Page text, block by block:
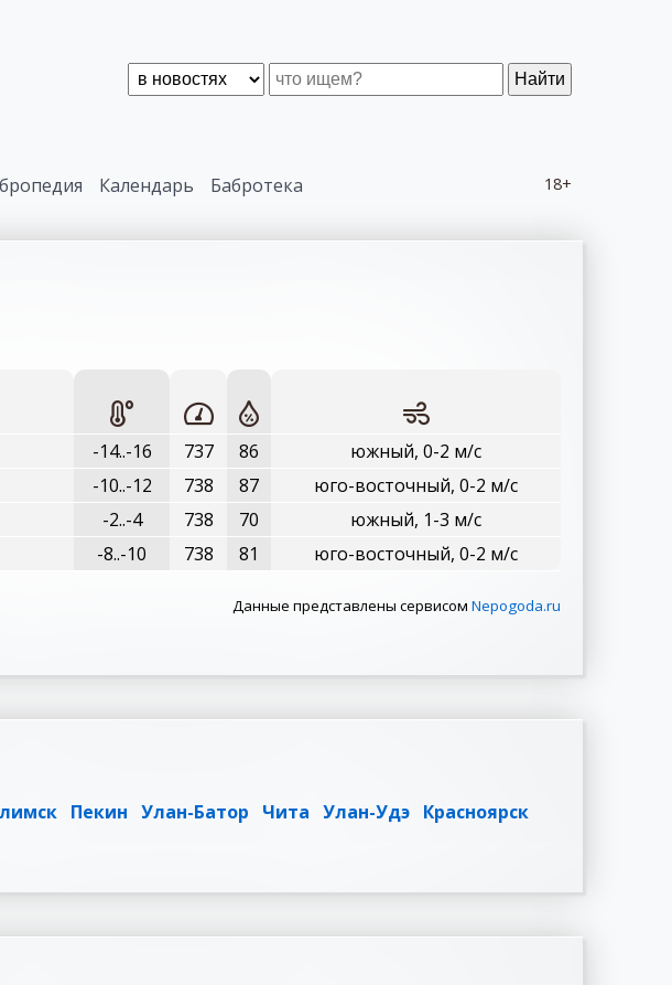
Найти
18+
Календарь Бабротека
-14..-16 737 86
южный, 0-2 м/с
-10..-12 738 87
юго-восточный, 0-2 м/с
-2..-4 738 70
южный, 1-3 м/с
-8..-10 738 81 юго-восточный, 0-2 м/с
Данные представлены сервисом Nepogoda.ru
Пекин Улан-Батор Чита Улан-Удэ Красноярск